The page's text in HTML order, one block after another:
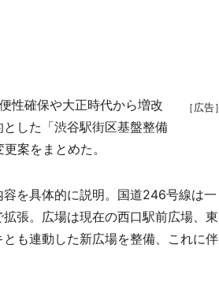
［広告］
性確保や大正時代から増改
した「渋谷駅街区基盤整備
案をまとめた。
を具体的に説明。国道246号線は一
張。広場は現在の西口駅前広場、東
も連動した新広場を整備、これに伴